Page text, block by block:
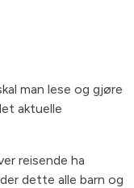
man lese og gjøre
aktuelle
reisende ha
dette alle barn og